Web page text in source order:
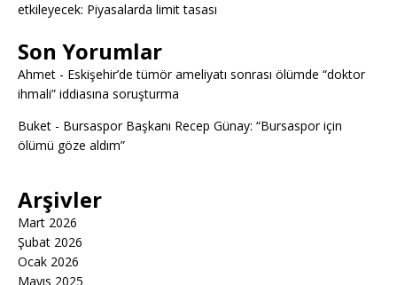
etkileyecek: Piyasalarda limit tasası
Son Yorumlar
Ahmet - Eskişehir’de tümör ameliyatı sonrası ölümde “doktor
ihmali” iddiasına soruşturma
Buket - Bursaspor Başkanı Recep Günay: “Bursaspor için
ölümü göze aldım”
Arşivler
Mart 2026
Şubat 2026
Ocak 2026
Mayıs 2025